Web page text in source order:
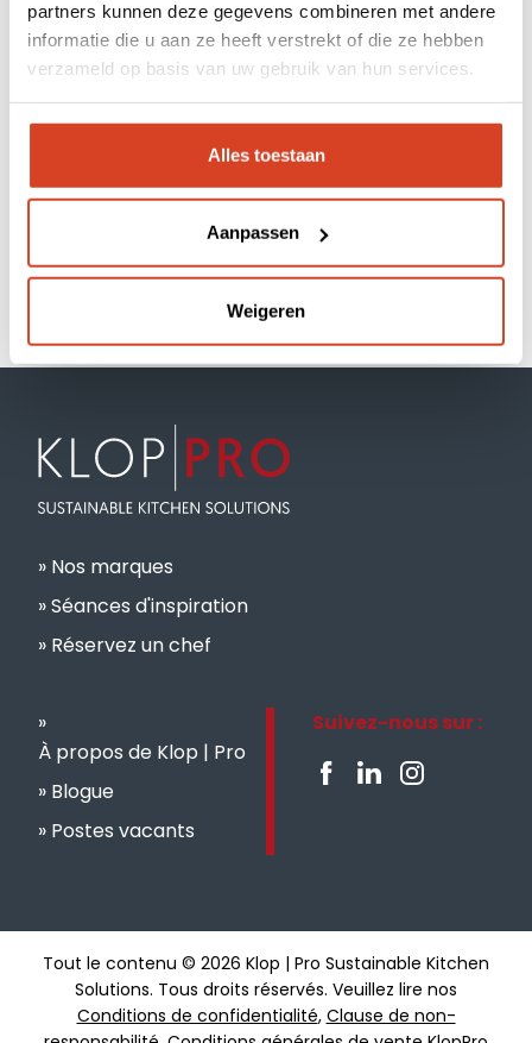
partners kunnen deze gegevens combineren met andere
informatie die u aan ze heeft verstrekt of die ze hebben
verzameld op basis van uw gebruik van hun services.
Alles toestaan
Aanpassen
Weigeren
À propos de Klop | Pro
Soutien
Boutique en ligne
Nos marques
Séances d'inspiration
Réservez un chef
À propos de Klop | Pro
Blogue
Postes vacants
Suivez-nous sur :
Tout le contenu © 2026 Klop | Pro Sustainable Kitchen
Solutions. Tous droits réservés. Veuillez lire nos
Conditions de confidentialité, Clause de non-